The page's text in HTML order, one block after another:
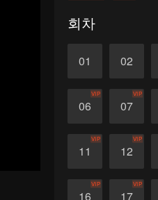
회차
01 02
06
VIP
07
VIP
11
VIP
12
VIP
16
VIP
17
VIP